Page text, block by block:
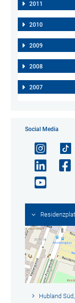
2011
2010
2009
2008
2007
Social Media
Hubland